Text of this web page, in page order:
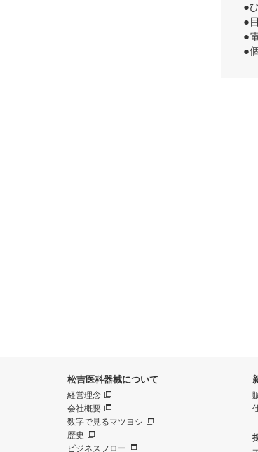
●
●
●
●
松吉医科器械について
経営理念
会社概要
数字で見るマツヨシ
歴史
ビジネスフロー